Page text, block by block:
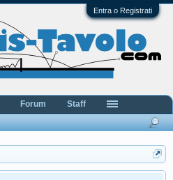
Entra o Registrati
Forum Staff